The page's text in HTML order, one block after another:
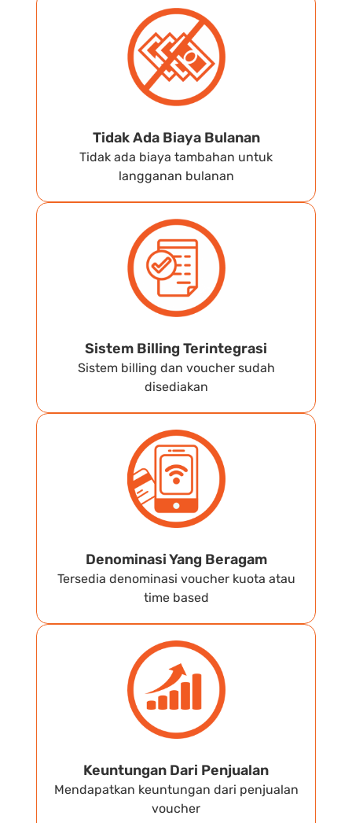
Tidak Ada Biaya Bulanan
Tidak ada biaya tambahan untuk
langganan bulanan
Sistem Billing Terintegrasi
Sistem billing dan voucher sudah
disediakan
Denominasi Yang Beragam
Tersedia denominasi voucher kuota atau
time based
Keuntungan Dari Penjualan
Mendapatkan keuntungan dari penjualan
voucher